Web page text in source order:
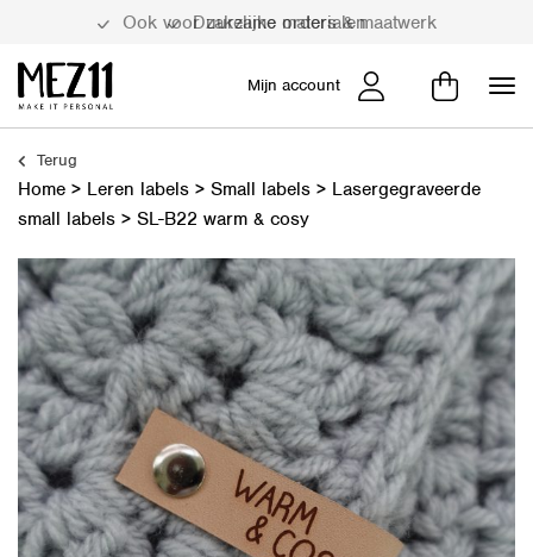
Duurzame materialen
Mijn account
Terug
Home > Leren labels > Small labels > Lasergegraveerde
small labels > SL-B22 warm & cosy